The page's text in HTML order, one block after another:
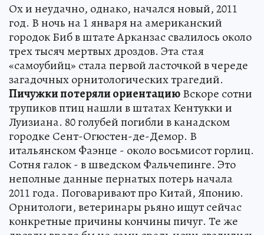
Ох и неудачно, однако, начался новый, 2011
год. В ночь на 1 января на американский
городок Биб в штате Арканзас свалилось около
трех тысяч мертвых дроздов. Эта стая
«самоубийц» стала первой ласточкой в череде
загадочных орнитологических трагедий.
Пичужки потеряли ориентациюВскоре сотни
трупиков птиц нашли в штатах Кентукки и
Луизиана. 80 голубей погибли в канадском
городке Сент-Огюстен-де-Демор. В
итальянском Фаэнце - около восьмисот горлиц.
Сотня галок - в шведском Фальчепинге. Это
неполные данные пернатых потерь начала
2011 года. Поговаривают про Китай, Японию.
Орнитологи, ветеринары рьяно ищут сейчас
конкретные причины кончины пичуг. Те же